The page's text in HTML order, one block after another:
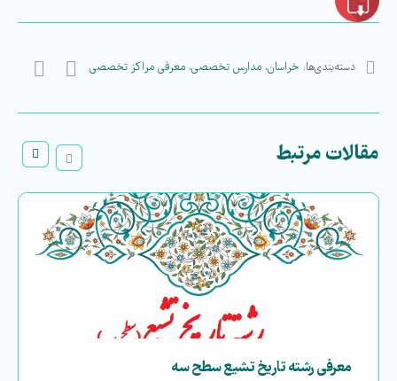
دسته‌بندی‌ها: خراسان، مدارس تخصصی، معرفی مراکز تخصصی
مقالات مرتبط
معرفی رشته تاریخ تشیع سطح سه